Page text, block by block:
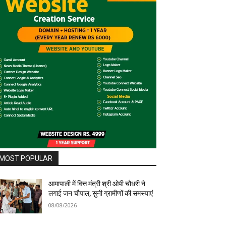
POPULAR
आमापाली में वित्त मंत्री श्री ओपी चौधरी ने
लगाई जन चौपाल, सुनी ग्रामीणों की समस्याएं
08/08/2026